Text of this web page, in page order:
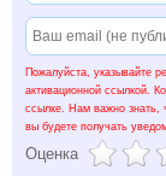
Пожалуйста, указывайте
активационной ссылкой.
ссылке. Нам важно знать,
вы будете получать
Оценка